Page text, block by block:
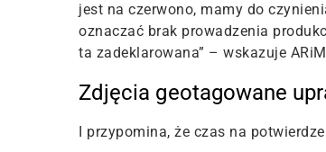
jest na czerwono, mamy do
oznaczać brak prowadzenia
ta zadeklarowana” – wskazuje
Zdjęcia geotagowane
I przypomina, że czas na